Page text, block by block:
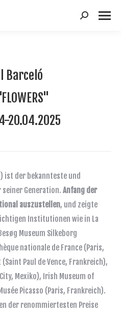
Suchen:
Barceló
20.04.2025
ist der bekannteste und
Generation. Anfang der
auszustellen, und zeigte
Institutionen wie in La
Museum Silkeborg
nationale de France (Paris,
Paul de Vence, Frankreich),
Mexiko), Irish Museum of
Picasso (Paris, Frankreich).
der renommiertesten Preise